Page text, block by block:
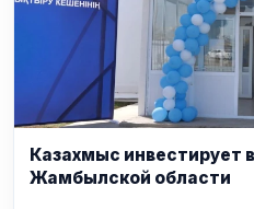
Казахмыс инвестирует
Жамбылской области